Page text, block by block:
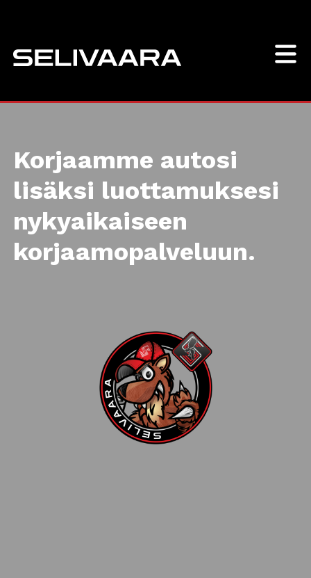
Korjaamme autosi
lisäksi luottamuksesi
nykyaikaiseen
korjaamopalveluun.